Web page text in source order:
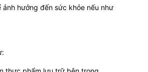
hưởng đến sức khỏe nếu như